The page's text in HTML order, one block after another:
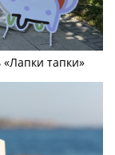
тапки»